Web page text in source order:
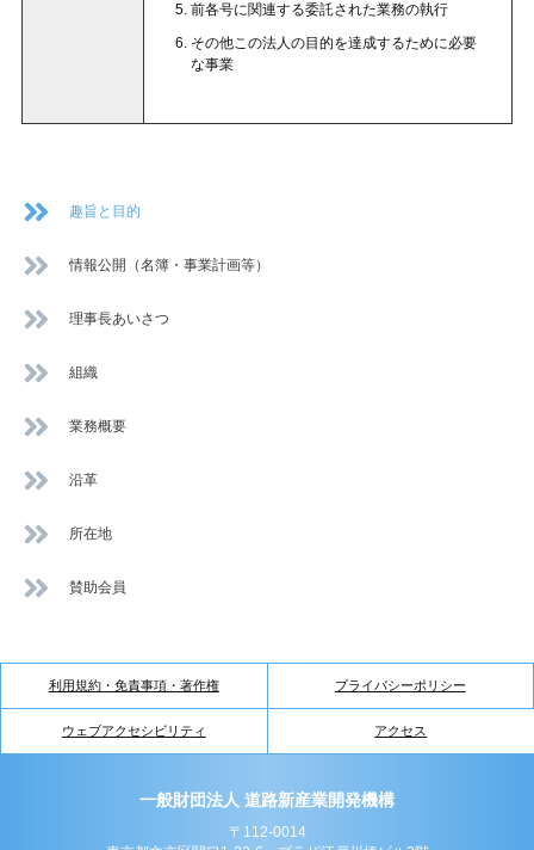
前各号に関連する委託された業務の執行
その他この法人の目的を達成するために必要
な事業
趣旨と目的
情報公開（名簿・事業計画等）
理事長あいさつ
組織
業務概要
沿革
所在地
賛助会員
利用規約・免責事項・著作権 プライバシーポリシー
ウェブアクセシビリティ アクセス
一般財団法人 道路新産業開発機構
〒112-0014